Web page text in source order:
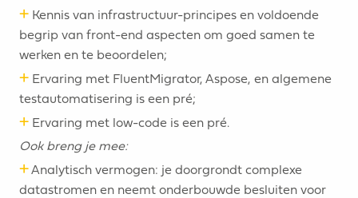
+ Kennis van infrastructuur-principes en voldoende
begrip van front-end aspecten om goed samen te
werken en te beoordelen;
+ Ervaring met FluentMigrator, Aspose, en algemene
testautomatisering is een pré;
+ Ervaring met low-code is een pré.
Ook breng je mee:
+Analytisch vermogen: je doorgrondt complexe
datastromen en neemt onderbouwde besluiten voor